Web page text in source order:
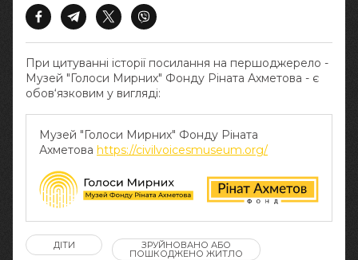
При цитуванні історії посилання на першоджерело -
Музей "Голоси Мирних" Фонду Ріната Ахметова - є
обов‘язковим у вигляді:
Музей "Голоси Мирних" Фонду Ріната
Ахметова https://civilvoicesmuseum.org/
ДІТИ ЗРУЙНОВАНО АБО
ПОШКОДЖЕНО ЖИТЛО